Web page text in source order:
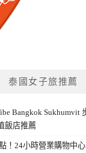
泰國女子旅推薦
Bangkok Sukhumvit
飯店推薦
！24小時營業購物中